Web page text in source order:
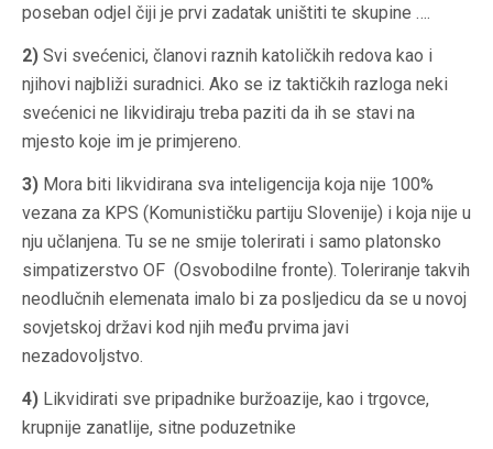
poseban odjel čiji je prvi zadatak uništiti te skupine ….
2) Svi svećenici, članovi raznih katoličkih redova kao i
njihovi najbliži suradnici. Ako se iz taktičkih razloga neki
svećenici ne likvidiraju treba paziti da ih se stavi na
mjesto koje im je primjereno.
3) Mora biti likvidirana sva inteligencija koja nije 100%
vezana za KPS (Komunističku partiju Slovenije) i koja nije u
nju učlanjena. Tu se ne smije tolerirati i samo platonsko
simpatizerstvo OF (Osvobodilne fronte). Toleriranje takvih
neodlučnih elemenata imalo bi za posljedicu da se u novoj
sovjetskoj državi kod njih među prvima javi
nezadovoljstvo.
4) Likvidirati sve pripadnike buržoazije, kao i trgovce,
krupnije zanatlije, sitne poduzetnike